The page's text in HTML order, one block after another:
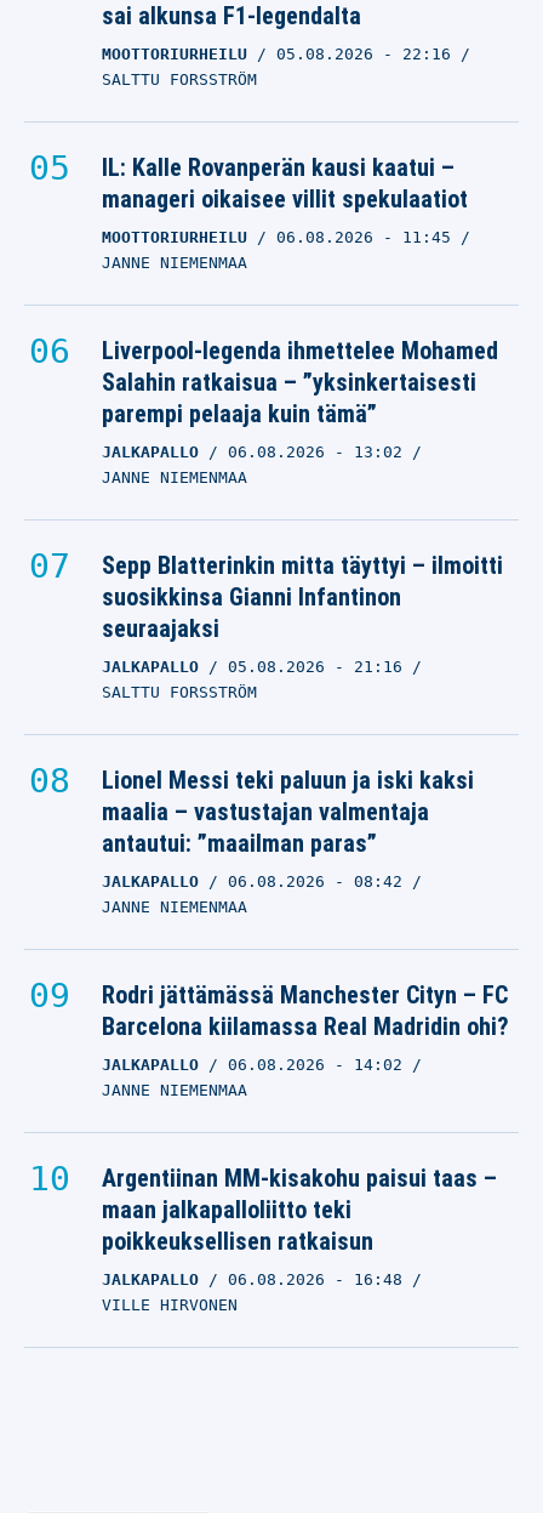
sai alkunsa F1-legendalta
MOOTTORIURHEILU 05.08.2026 - 22:16
SALTTU FORSSTRÖM
IL: Kalle Rovanperän kausi kaatui –
manageri oikaisee villit spekulaatiot
MOOTTORIURHEILU 06.08.2026 - 11:45
JANNE NIEMENMAA
Liverpool-legenda ihmettelee Mohamed
Salahin ratkaisua – ”yksinkertaisesti
parempi pelaaja kuin tämä”
JALKAPALLO 06.08.2026 - 13:02
JANNE NIEMENMAA
Sepp Blatterinkin mitta täyttyi – ilmoitti
suosikkinsa Gianni Infantinon
seuraajaksi
JALKAPALLO 05.08.2026 - 21:16
SALTTU FORSSTRÖM
Lionel Messi teki paluun ja iski kaksi
maalia – vastustajan valmentaja
antautui: ”maailman paras”
JALKAPALLO 06.08.2026 - 08:42
JANNE NIEMENMAA
Rodri jättämässä Manchester Cityn – FC
Barcelona kiilamassa Real Madridin ohi?
JALKAPALLO 06.08.2026 - 14:02
JANNE NIEMENMAA
Argentiinan MM-kisakohu paisui taas –
maan jalkapalloliitto teki
poikkeuksellisen ratkaisun
JALKAPALLO 06.08.2026 - 16:48
VILLE HIRVONEN